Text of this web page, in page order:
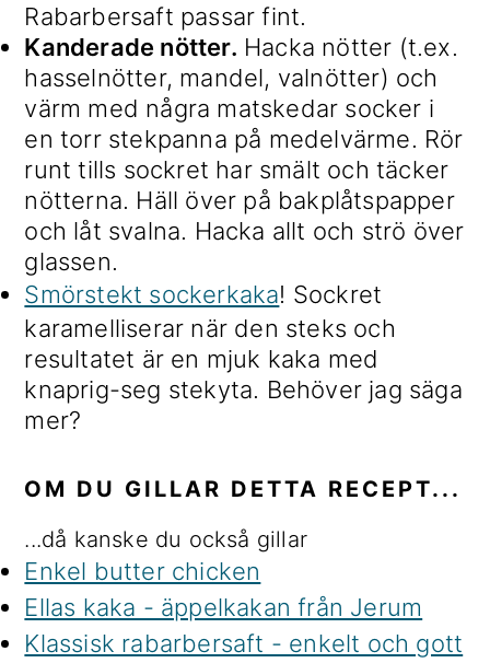
Rabarbersaft passar fint.
Kanderade nötter. Hacka nötter (t.ex.
hasselnötter, mandel, valnötter) och
värm med några matskedar socker i
en torr stekpanna på medelvärme. Rör
runt tills sockret har smält och täcker
nötterna. Häll över på bakplåtspapper
och låt svalna. Hacka allt och strö över
glassen.
Smörstekt sockerkaka! Sockret
karamelliserar när den steks och
resultatet är en mjuk kaka med
knaprig-seg stekyta. Behöver jag säga
mer?
OM DU GILLAR DETTA RECEPT...
...då kanske du också gillar
Enkel butter chicken
Ellas kaka - äppelkakan från Jerum
Klassisk rabarbersaft - enkelt och gott